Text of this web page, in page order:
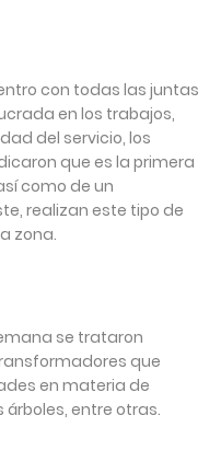
con todas las juntas
en los trabajos,
del servicio, los
que es la primera
como de un
realizan este tipo de
zona.
se trataron
que
en materia de
entre otras.